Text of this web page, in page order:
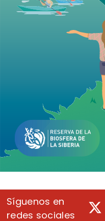
Síguenos en
redes sociales